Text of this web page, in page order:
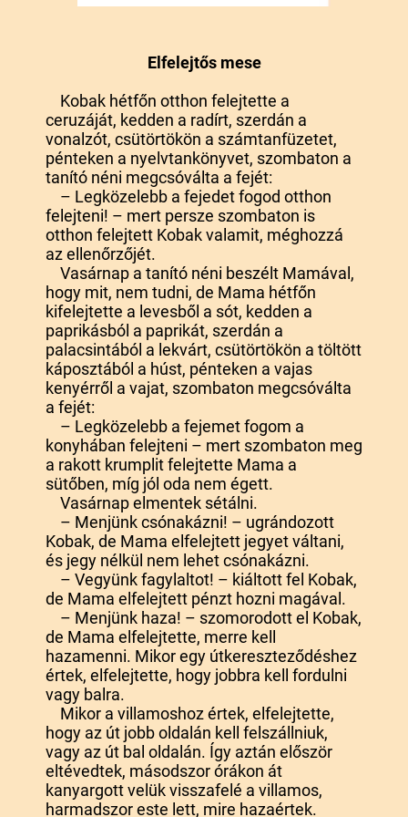
Elfelejtős mese
Kobak hétfőn otthon felejtette a
ceruzáját, kedden a radírt, szerdán a
vonalzót, csütörtökön a számtanfüzetet,
pénteken a nyelvtankönyvet, szombaton a
tanító néni megcsóválta a fejét:
– Legközelebb a fejedet fogod otthon
felejteni! – mert persze szombaton is
otthon felejtett Kobak valamit, méghozzá
az ellenőrzőjét.
Vasárnap a tanító néni beszélt Mamával,
hogy mit, nem tudni, de Mama hétfőn
kifelejtette a levesből a sót, kedden a
paprikásból a paprikát, szerdán a
palacsintából a lekvárt, csütörtökön a töltött
káposztából a húst, pénteken a vajas
kenyérről a vajat, szombaton megcsóválta
a fejét:
– Legközelebb a fejemet fogom a
konyhában felejteni – mert szombaton meg
a rakott krumplit felejtette Mama a
sütőben, míg jól oda nem égett.
Vasárnap elmentek sétálni.
– Menjünk csónakázni! – ugrándozott
Kobak, de Mama elfelejtett jegyet váltani,
és jegy nélkül nem lehet csónakázni.
– Vegyünk fagylaltot! – kiáltott fel Kobak,
de Mama elfelejtett pénzt hozni magával.
– Menjünk haza! – szomorodott el Kobak,
de Mama elfelejtette, merre kell
hazamenni. Mikor egy útkereszteződéshez
értek, elfelejtette, hogy jobbra kell fordulni
vagy balra.
Mikor a villamoshoz értek, elfelejtette,
hogy az út jobb oldalán kell felszállniuk,
vagy az út bal oldalán. Így aztán először
eltévedtek, másodszor órákon át
kanyargott velük visszafelé a villamos,
harmadszor este lett, mire hazaértek.